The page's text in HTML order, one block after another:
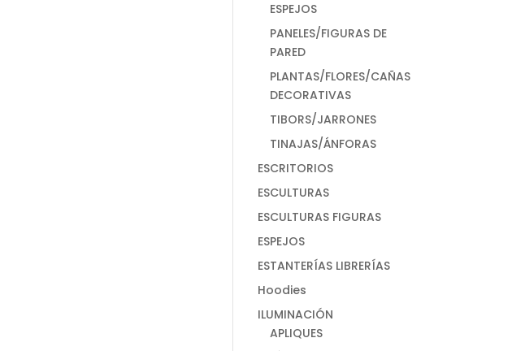
ESPEJOS
PANELES/FIGURAS DE
PARED
PLANTAS/FLORES/CAÑAS
DECORATIVAS
TIBORS/JARRONES
TINAJAS/ÁNFORAS
ESCRITORIOS
ESCULTURAS
ESCULTURAS FIGURAS
ESPEJOS
ESTANTERÍAS LIBRERÍAS
Hoodies
ILUMINACIÓN
APLIQUES